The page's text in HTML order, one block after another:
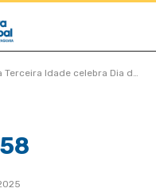
celebra Dia das Mães com tarde de alegria e homenagens